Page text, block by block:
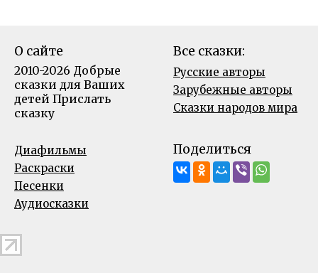
О сайте
2010-2026 Добрые
сказки для Ваших
детей Прислать
сказку
Все сказки:
Русские авторы
Зарубежные авторы
Сказки народов мира
Диафильмы
Раскраски
Песенки
Аудиосказки
Поделиться